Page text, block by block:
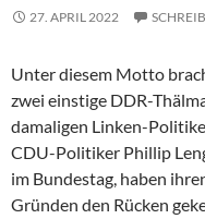
27. APRIL 2022
Unter diesem Motto
zwei einstige DDR-
damaligen Linken-
CDU-Politiker Phillip
im Bundestag, haben
Gründen den Rücken